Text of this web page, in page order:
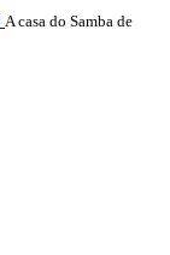
A casa do Samba de